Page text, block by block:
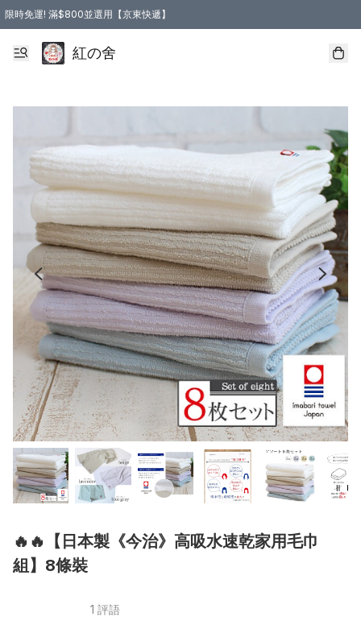
限時免運! 滿$800並選用【京東快遞】
紅の舍
🔥🔥【日本製《今治》高吸水速乾家用毛巾
組】8條裝
1 評語